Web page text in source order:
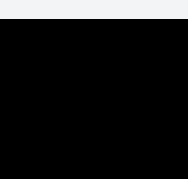
belijdenis en